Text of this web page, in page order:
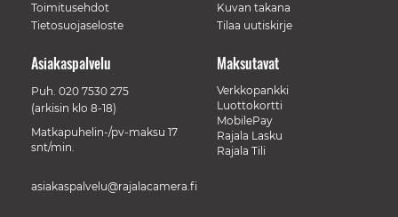
Toimitusehdot
Tietosuojaseloste
Kuvan takana
Tilaa uutiskirje
Maksutavat
Verkkopankki
Luottokortti
MobilePay
Rajala Lasku
Rajala Tili
Asiakaspalvelu
Puh. 020 7530 275
(arkisin klo 8-18)
Matkapuhelin-/pv-maksu 17
snt/min.
asiakaspalvelu@rajalacamera.fi